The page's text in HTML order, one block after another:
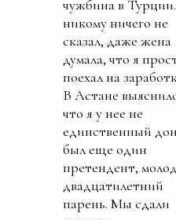
чужбина в
никому ничего не
сказал, даже жена
думала, что я
поехал на
В Астане
что я у нее не
единственный
был еще один
претендент,
двадцатилетний
парень. Мы сдали